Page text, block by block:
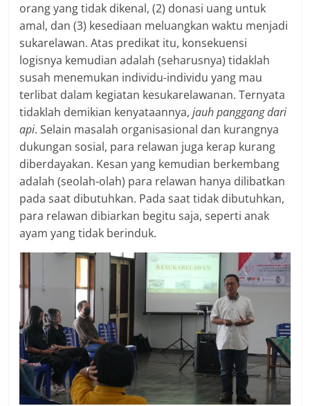
orang yang tidak dikenal, (2) donasi uang untuk
amal, dan (3) kesediaan meluangkan waktu menjadi
sukarelawan. Atas predikat itu, konsekuensi
logisnya kemudian adalah (seharusnya) tidaklah
susah menemukan individu-individu yang mau
terlibat dalam kegiatan kesukarelawanan. Ternyata
tidaklah demikian kenyataannya,jauh panggang dari
api. Selain masalah organisasional dan kurangnya
dukungan sosial, para relawan juga kerap kurang
diberdayakan. Kesan yang kemudian berkembang
adalah (seolah-olah) para relawan hanya dilibatkan
pada saat dibutuhkan. Pada saat tidak dibutuhkan,
para relawan dibiarkan begitu saja, seperti anak
ayam yang tidak berinduk.